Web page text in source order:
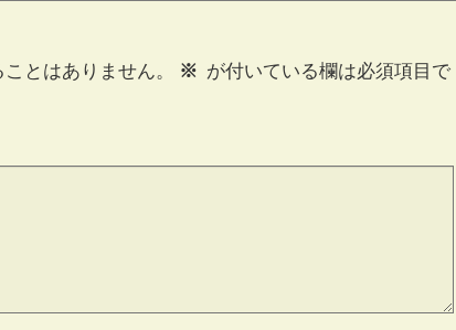
とはありません。 ※ が付いている欄は必須項目で